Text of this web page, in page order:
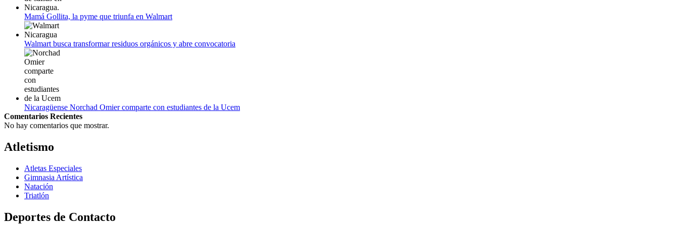
Mamá Gollita, la pyme que triunfa en Walmart
Walmart busca transformar residuos orgánicos y abre convocatoria
Nicaragüense Norchad Omier comparte con estudiantes de la Ucem
Comentarios Recientes
No hay comentarios que mostrar.
Atletismo
Atletas Especiales
Gimnasia Artística
Natación​
Triatlón​
Deportes de Contacto